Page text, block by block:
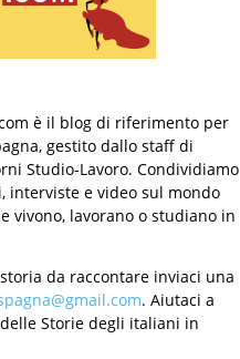
è il blog di riferimento per
gestito dallo staff di
Studio-Lavoro. Condividiamo
interviste e video sul mondo
vivono, lavorano o studiano in
da raccontare inviaci una
. Aiutaci a
delle Storie degli italiani in